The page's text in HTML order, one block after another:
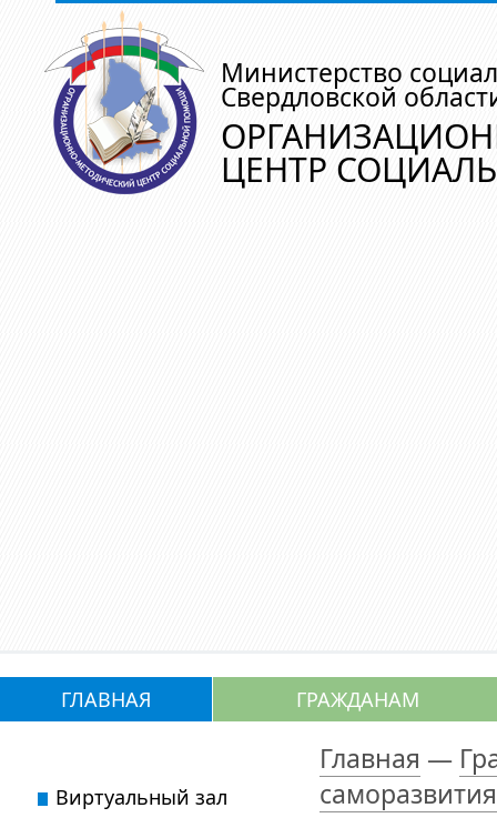
Министерство
Свердловской
ЦЕНТР
ГЛАВНАЯ ГРАЖДАНАМ
Главная —
саморазвития
Виртуальный зал